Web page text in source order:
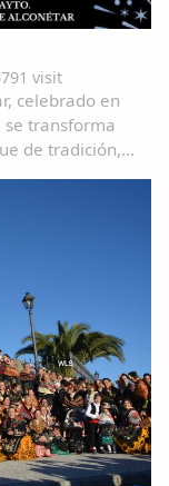
visit
celebrado en
se transforma
de tradición,